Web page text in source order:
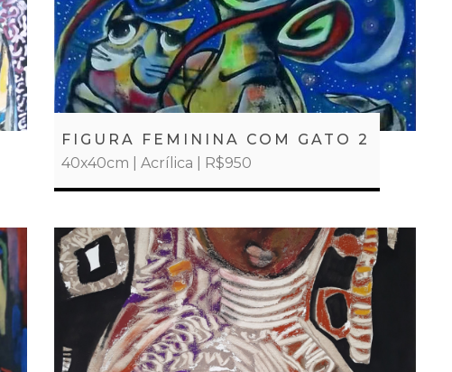
FIGURA FEMININA COM GATO 2
40x40cm | Acrílica | R$950